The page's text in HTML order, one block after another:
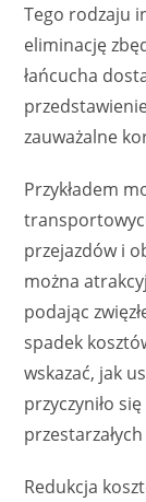
Tego rodzaju
eliminację
łańcucha
zauważalne
Przykładem
przejazdów i
można
podając
spadek
wskazać, jak
przyczyniło
Redukcja